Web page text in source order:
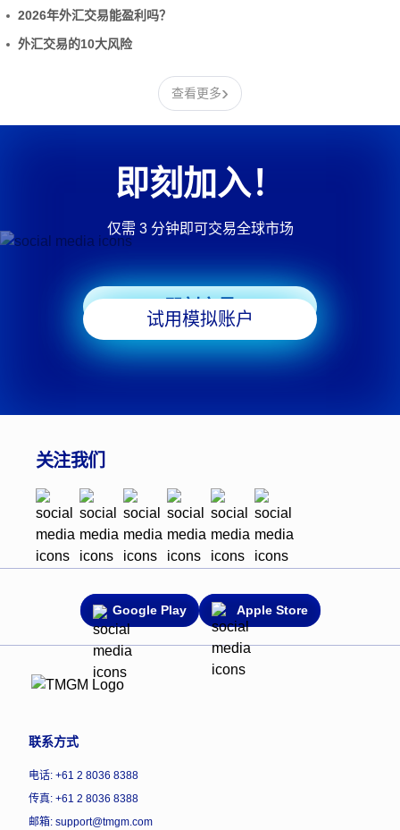
2026年外汇交易能盈利吗？
外汇交易的10大风险
查看更多›
即刻加入！
仅需 3 分钟即可交易全球市场
即刻交易
试用模拟账户
关注我们
Google Play Apple Store
联系方式
电话: +61 2 8036 8388
传真: +61 2 8036 8388
邮箱: support@tmgm.com